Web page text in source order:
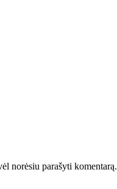
norėsiu parašyti komentarą.